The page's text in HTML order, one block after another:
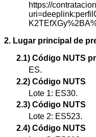
https://
2. Lugar principal de
2.1) Código NUTS
ES.
2.2) Código NUTS
Lote 1: ES30.
2.3) Código NUTS
Lote 2: ES523.
2.4) Código NUTS